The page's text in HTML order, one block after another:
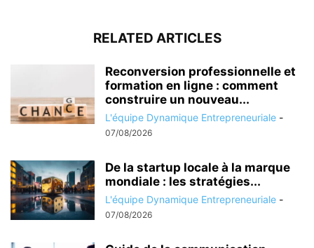
RELATED ARTICLES
Reconversion professionnelle et
formation en ligne : comment
construire un nouveau...
L'équipe Dynamique Entrepreneuriale -
07/08/2026
De la startup locale à la marque
mondiale : les stratégies...
L'équipe Dynamique Entrepreneuriale -
07/08/2026